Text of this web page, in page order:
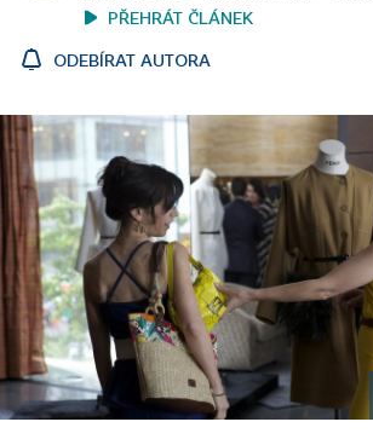
PŘEHRÁT ČLÁNEK
ODEBÍRAT AUTORA